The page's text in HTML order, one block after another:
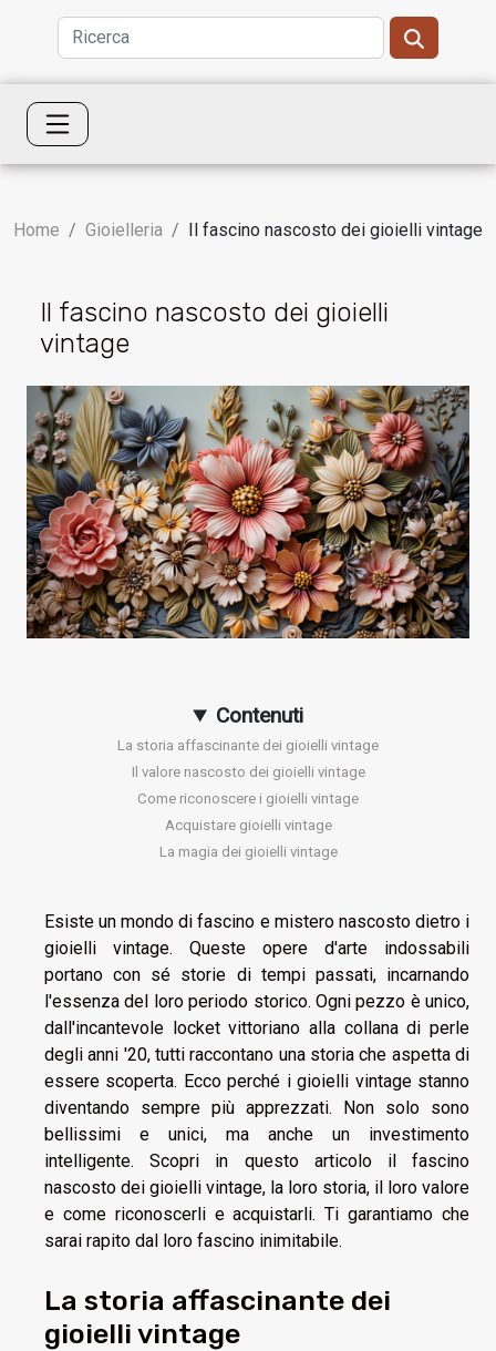
Home Gioielleria Il fascino nascosto dei gioielli vintage
Il fascino nascosto dei gioielli
vintage
Contenuti
La storia affascinante dei gioielli vintage
Il valore nascosto dei gioielli vintage
Come riconoscere i gioielli vintage
Acquistare gioielli vintage
La magia dei gioielli vintage
Esiste un mondo di fascino e mistero nascosto dietro i
gioielli vintage. Queste opere d'arte indossabili
portano con sé storie di tempi passati, incarnando
l'essenza del loro periodo storico. Ogni pezzo è unico,
dall'incantevole locket vittoriano alla collana di perle
degli anni '20, tutti raccontano una storia che aspetta di
essere scoperta. Ecco perché i gioielli vintage stanno
diventando sempre più apprezzati. Non solo sono
bellissimi e unici, ma anche un investimento
intelligente. Scopri in questo articolo il fascino
nascosto dei gioielli vintage, la loro storia, il loro valore
e come riconoscerli e acquistarli. Ti garantiamo che
sarai rapito dal loro fascino inimitabile.
La storia affascinante dei
gioielli vintage